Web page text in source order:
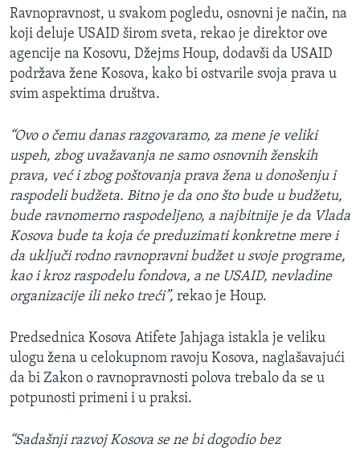
Ravnopravnost, u svakom pogledu, osnovni je način, na
koji deluje USAID širom sveta, rekao je direktor ove
agencije na Kosovu, Džejms Houp, dodavši da USAID
podržava žene Kosova, kako bi ostvarile svoja prava u
svim aspektima društva.
“Ovo o čemu danas razgovaramo, za mene je veliki
uspeh, zbog uvažavanja ne samo osnovnih ženskih
prava, već i zbog poštovanja prava žena u donošenju i
raspodeli budžeta. Bitno je da ono što bude u budžetu,
bude ravnomerno raspodeljeno, a najbitnije je da Vlada
Kosova bude ta koja će preduzimati konkretne mere i
da uključi rodno ravnopravni budžet u svoje programe,
kao i kroz raspodelu fondova, a ne USAID, nevladine
organizacije ili neko treći”, rekao je Houp.
Predsednica Kosova Atifete Jahjaga istakla je veliku
ulogu žena u celokupnom ravoju Kosova, naglašavajući
da bi Zakon o ravnopravnosti polova trebalo da se u
potpunosti primeni i u praksi.
“Sadašnji razvoj Kosova se ne bi dogodio bez